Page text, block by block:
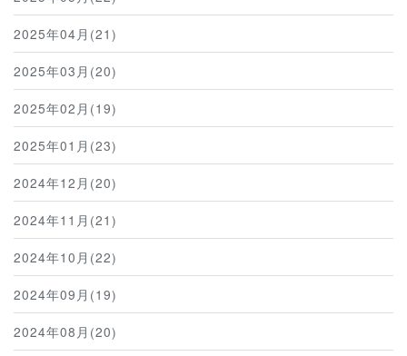
2025年04月(21)
2025年03月(20)
2025年02月(19)
2025年01月(23)
2024年12月(20)
2024年11月(21)
2024年10月(22)
2024年09月(19)
2024年08月(20)